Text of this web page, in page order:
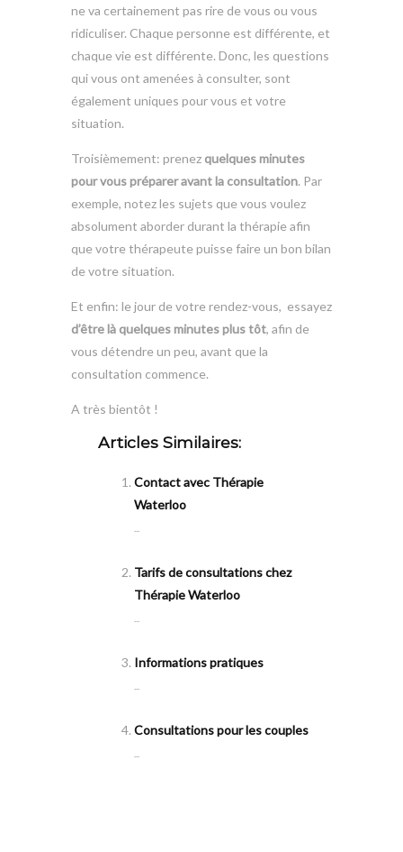
ne va certainement pas rire de vous ou vous
ridiculiser. Chaque personne est différente, et
chaque vie est différente. Donc, les questions
qui vous ont amenées à consulter, sont
également uniques pour vous et votre
situation.
Troisièmement: prenez quelques minutes
pour vous préparer avant la consultation. Par
exemple, notez les sujets que vous voulez
absolument aborder durant la thérapie afin
que votre thérapeute puisse faire un bon bilan
de votre situation.
Et enfin: le jour de votre rendez-vous, essayez
d’être là quelques minutes plus tôt, afin de
vous détendre un peu, avant que la
consultation commence.
A très bientôt !
Articles Similaires:
Contact avec Thérapie
Waterloo
Tarifs de consultations chez
Thérapie Waterloo
Informations pratiques
Consultations pour les couples